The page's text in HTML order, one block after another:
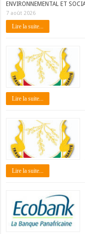
ENVIRONNEMENTAL ET
7 août 2026
Lire la suite...
Lire la suite...
Lire la suite...